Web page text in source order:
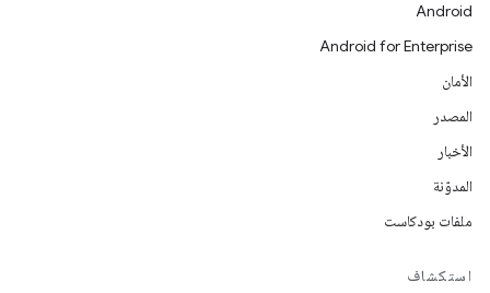
Android
Android for Enterprise
الأمان
المصدر
الأخبار
المدوّنة
ملفات بودكاست
استكشاف